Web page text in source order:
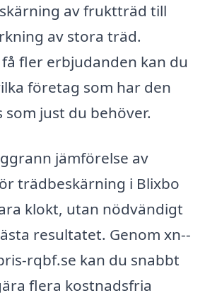
av fruktträd till
av stora träd.
fler erbjudanden kan du
företag som har den
som just du behöver.
jämförelse av
trädbeskärning i Blixbo
klokt, utan nödvändigt
resultatet. Genom xn--
rqbf.se kan du snabbt
flera kostnadsfria